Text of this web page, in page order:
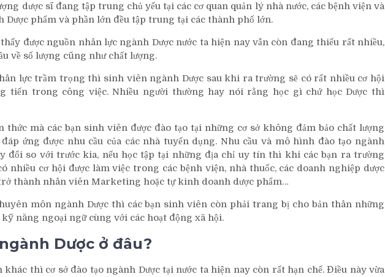
dược sĩ đang tập trung chủ yếu tại các cơ quan quản lý nhà nước, các bệnh viện và
Dược phẩm và phần lớn đều tập trung tại các thành phố lớn.
được nguồn nhân lực ngành Dược nước ta hiện nay vẫn còn đang thiếu rất nhiều,
về số lượng cũng như chất lượng.
lực trầm trọng thì sinh viên ngành Dược sau khi ra trường sẽ có rất nhiều cơ hội
tiến trong công việc. Nhiều người thường hay nói rằng học gì chứ học Dược thì
thức mà các bạn sinh viên được đào tạo tại những cơ sở không đảm bảo chất lượng
ứng được nhu cầu của các nhà tuyển dụng. Nhu cầu và mô hình đào tạo ngành
đổi so với trước kia, nếu học tập tại những địa chỉ uy tín thì khi các bạn ra trường
nhiều cơ hội được làm việc trong các bệnh viện, nhà thuốc, các doanh nghiệp dược
thành nhân viên Marketing hoặc tự kinh doanh dược phẩm…
môn ngành Dược thì các bạn sinh viên còn phải trang bị cho bản thân những
năng ngoại ngữ cùng với các hoạt động xã hội.
Dược ở đâu?
thì cơ sở đào tạo ngành Dược tại nước ta hiện nay còn rất hạn chế. Điều này vừa